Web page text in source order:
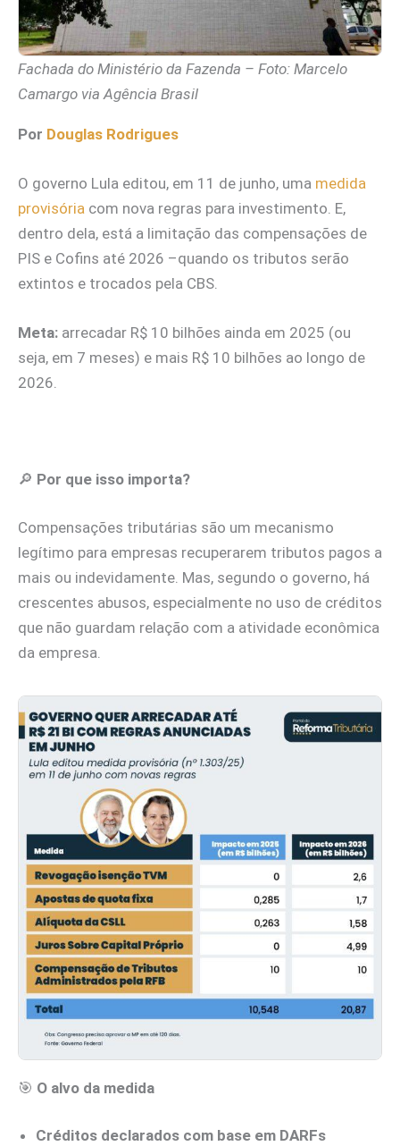
Fachada do Ministério da Fazenda – Foto: Marcelo
Camargo via Agência Brasil
Por Douglas Rodrigues
O governo Lula editou, em 11 de junho, uma medida
provisória com nova regras para investimento. E,
dentro dela, está a limitação das compensações de
PIS e Cofins até 2026 –quando os tributos serão
extintos e trocados pela CBS.
Meta: arrecadar R$ 10 bilhões ainda em 2025 (ou
seja, em 7 meses) e mais R$ 10 bilhões ao longo de
2026.
🔎 Por que isso importa?
Compensações tributárias são um mecanismo
legítimo para empresas recuperarem tributos pagos a
mais ou indevidamente. Mas, segundo o governo, há
crescentes abusos, especialmente no uso de créditos
que não guardam relação com a atividade econômica
da empresa.
🎯 O alvo da medida
Créditos declarados com base em DARFs